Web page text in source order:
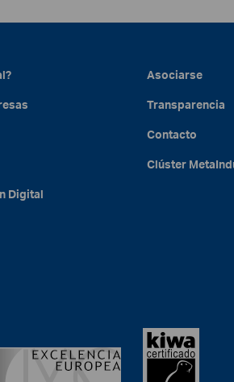
Digital
Asociarse
Transparencia
Contacto
Clúster